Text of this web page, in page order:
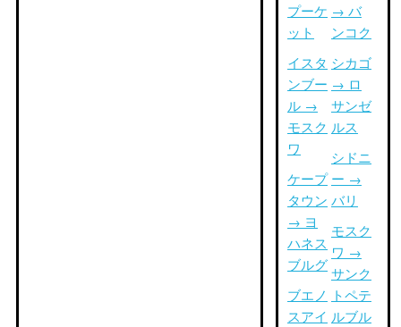
プーケ
ット
イスタ
ンブー
ル →
モスク
ワ
ケープ
タウン
→ ヨ
ハネス
ブルグ
ブエノ
スアイ
→ バ
ンコク
シカゴ
→ ロ
サンゼ
ルス
シドニ
ー →
バリ
モスク
ワ →
サンク
トペテ
ルブル